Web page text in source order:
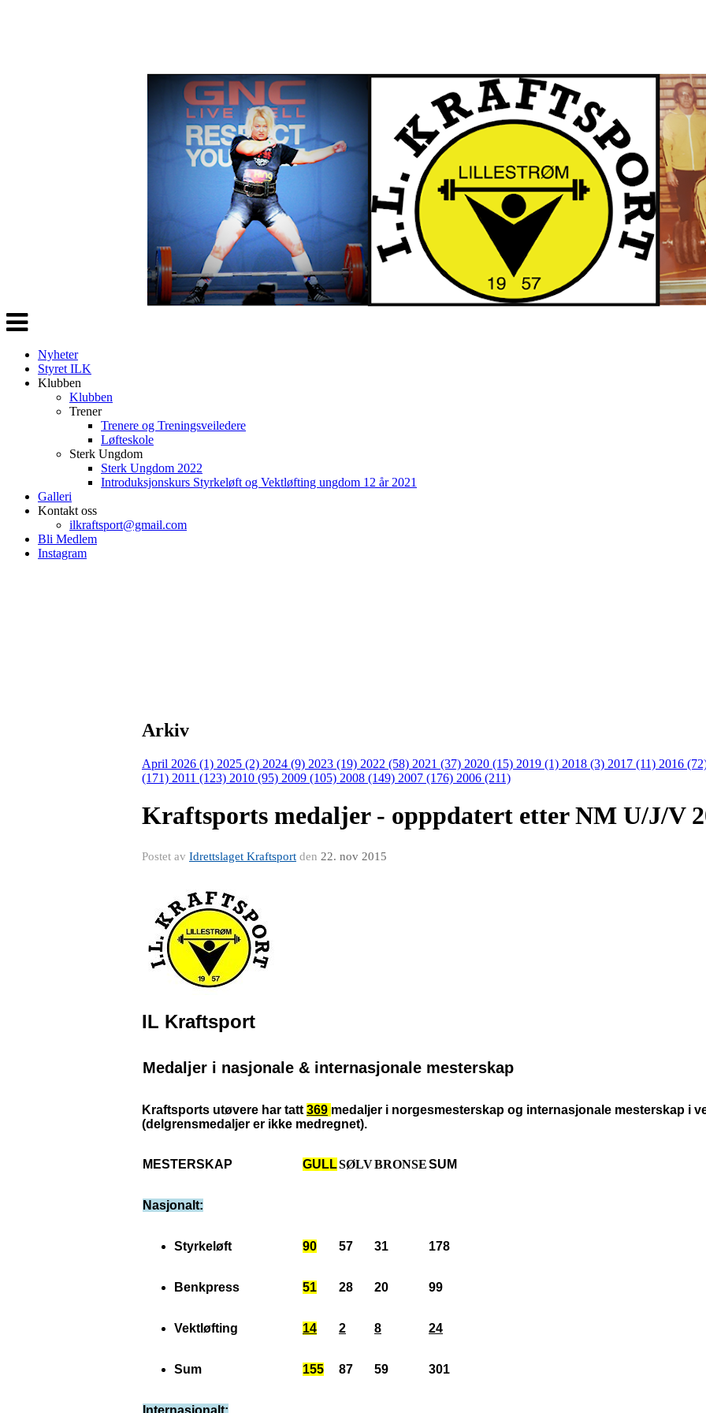
Veksle
navigasjon
Nyheter
Styret ILK
Klubben
Klubben
Trener
Trenere og Treningsveiledere
Løfteskole
Sterk Ungdom
Sterk Ungdom 2022
Introduksjonskurs Styrkeløft og Vektløfting ungdom 12 år 2021
Galleri
Kontakt oss
ilkraftsport@gmail.com
Bli Medlem
Instagram
Arkiv
April 2026 (1) 2025 (2) 2024 (9) 2023 (19) 2022 (58) 2021 (37) 2020 (15) 2019 (1) 2018 (3) 2017 (11) 2016
(171) 2011 (123) 2010 (95) 2009 (105) 2008 (149) 2007 (176) 2006 (211)
Kraftsports medaljer - opppdatert etter NM U/J/V
Postet av Idrettslaget Kraftsport den 22. nov 2015
IL Kraftsport
Medaljer i nasjonale & internasjonale mesterskap
Kraftsports utøvere har tatt 369 medaljer i norgesmesterskap og internasjonale mesterskap i
(delgrensmedaljer er ikke medregnet).
MESTERSKAP GULLSØLVBRONSESUM
Nasjonalt:
Styrkeløft 90 57 31 178
Benkpress 51 28 20 99
Vektløfting 14 2 8 24
Sum 155 87 59 301
Internasjonalt: